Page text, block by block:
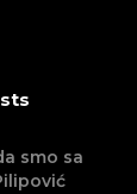
smo sa